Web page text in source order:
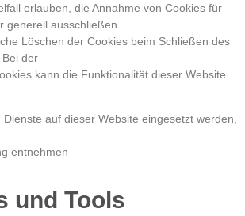
erlauben, die Annahme von Cookies für
generell ausschließen
Löschen der Cookies beim Schließen des
der
kann die Funktionalität dieser Website
auf dieser Website eingesetzt werden,
entnehmen
und Tools